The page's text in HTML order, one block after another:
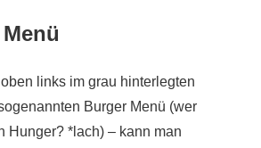
links im grau hinterlegten
Burger Menü (wer
Hunger? *lach) – kann man